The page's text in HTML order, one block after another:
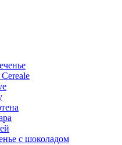
с шоколадом